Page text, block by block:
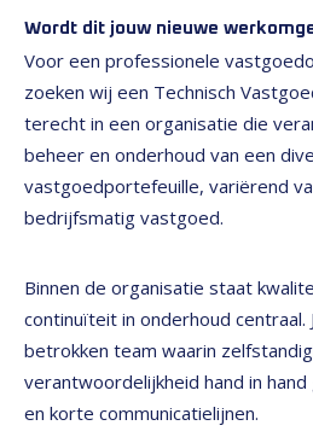
Wordt dit jouw nieuwe
Voor een professionele
zoeken wij een Technisch
terecht in een organisatie die
beheer en onderhoud van een
vastgoedportefeuille, variërend
bedrijfsmatig vastgoed.
Binnen de organisatie staat
continuïteit in onderhoud centraal.
betrokken team waarin
verantwoordelijkheid hand in
en korte communicatielijnen.